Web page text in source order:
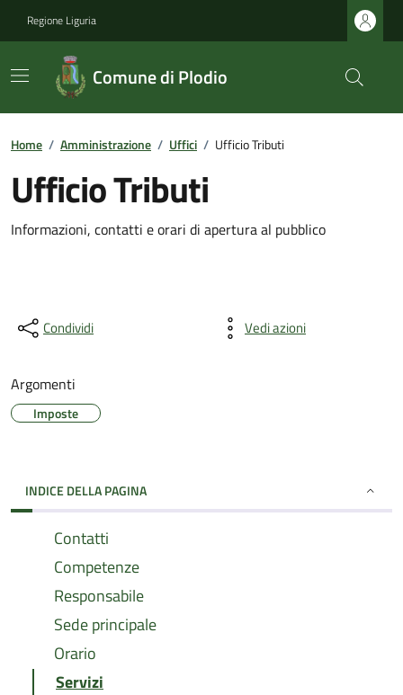
Regione Liguria
Comune di Plodio
Home / Amministrazione / Uffici / Ufficio Tributi
Ufficio Tributi
Informazioni, contatti e orari di apertura al pubblico
Condividi Vedi azioni
Argomenti
Imposte
INDICE DELLA PAGINA
Contatti
Competenze
Responsabile
Sede principale
Orario
Servizi